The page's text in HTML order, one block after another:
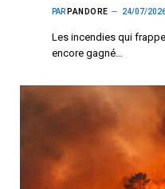
PAR PANDORE 24/07/
Les incendies qui
encore gagné…